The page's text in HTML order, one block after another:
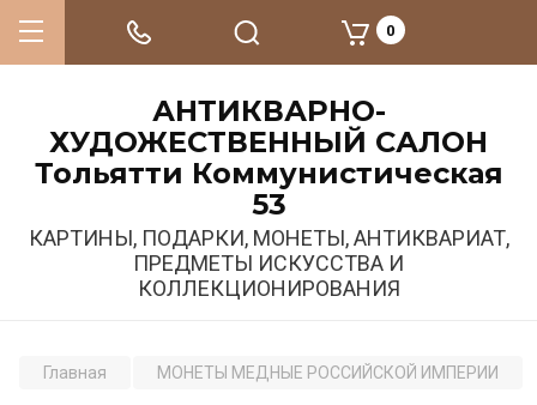
АНТИКВАРНО-
ХУДОЖЕСТВЕННЫЙ САЛОН
Тольятти Коммунистическая
53
КАРТИНЫ, ПОДАРКИ, МОНЕТЫ, АНТИКВАРИАТ,
ПРЕДМЕТЫ ИСКУССТВА И
КОЛЛЕКЦИОНИРОВАНИЯ
0
Главная МОНЕТЫ МЕДНЫЕ РОССИЙСКОЙ ИМПЕРИИ